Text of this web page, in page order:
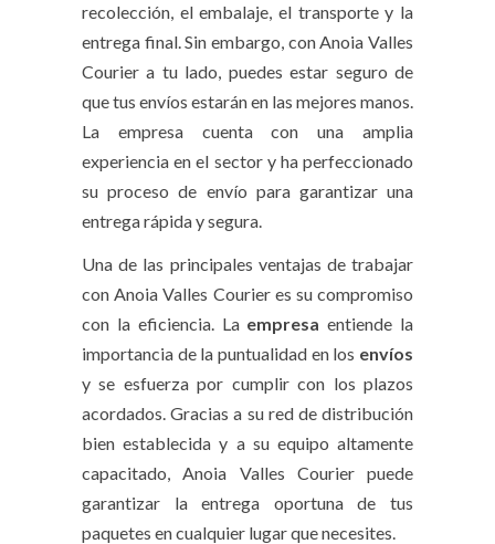
recolección, el embalaje, el transporte y la
entrega final. Sin embargo, con Anoia Valles
Courier a tu lado, puedes estar seguro de
que tus envíos estarán en las mejores manos.
La empresa cuenta con una amplia
experiencia en el sector y ha perfeccionado
su proceso de envío para garantizar una
entrega rápida y segura.
Una de las principales ventajas de trabajar
con Anoia Valles Courier es su compromiso
con la eficiencia. La empresa entiende la
importancia de la puntualidad en los envíos
y se esfuerza por cumplir con los plazos
acordados. Gracias a su red de distribución
bien establecida y a su equipo altamente
capacitado, Anoia Valles Courier puede
garantizar la entrega oportuna de tus
paquetes en cualquier lugar que necesites.